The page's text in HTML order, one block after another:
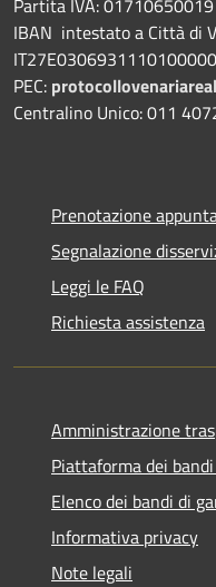
Partita IVA: 01710650019
IBAN intestato a Città di
PEC:
Centralino Unico: 011
Prenotazione
Segnalazione
Leggi le FAQ
Richiesta assistenza
Amministrazione
Piattaforma dei
Elenco dei bandi di
Informativa privacy
Note legali